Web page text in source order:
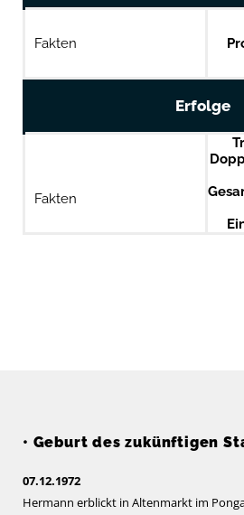
Fakten
Erfolge
Fakten
• Geburt des zukünftigen
07.12.1972
Hermann erblickt in Altenmarkt im